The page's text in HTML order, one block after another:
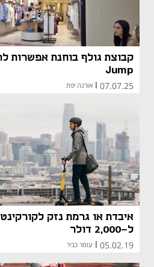
Jump
07.07.25 אורנה יפת
איבדת או גרמת נזק
ל-2,000 דולר
05.02.19 עומר כביר